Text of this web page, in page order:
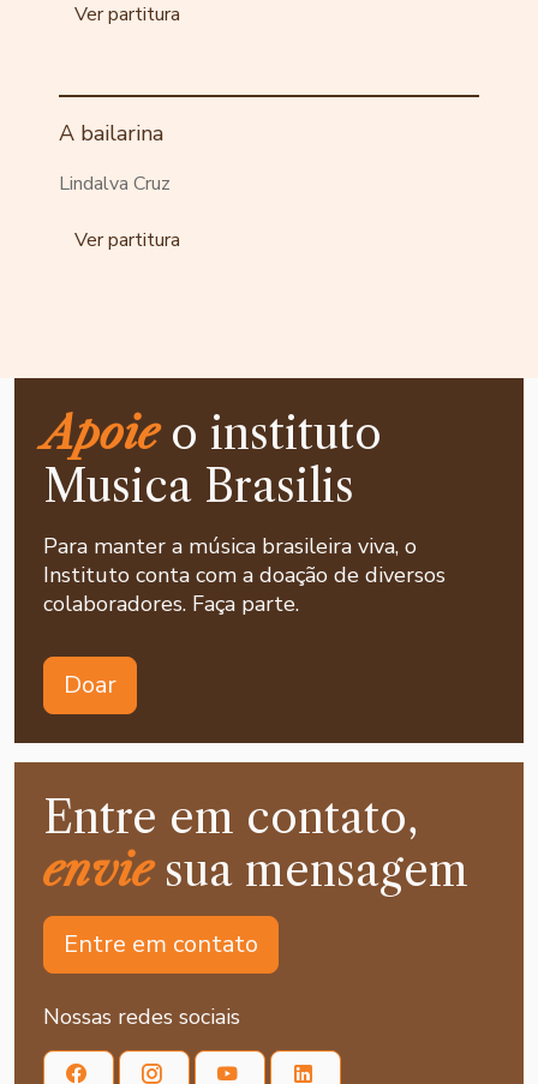
Ver partitura
A bailarina
Lindalva Cruz
Ver partitura
Apoieo instituto
Musica Brasilis
Para manter a música brasileira viva, o
Instituto conta com a doação de diversos
colaboradores. Faça parte.
Doar
Entre em contato,
enviesua mensagem
Entre em contato
Nossas redes sociais